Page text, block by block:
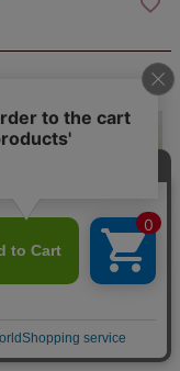
虎竹六ツ目編がま口
財布